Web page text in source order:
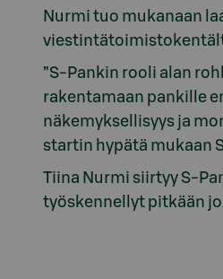
Nurmi tuo mukanaan
”S-Pankin rooli alan
rakentamaan pankille
näkemyksellisyys ja
startin hypätä mukaan
Tiina Nurmi siirtyy S-
työskennellyt pitkään